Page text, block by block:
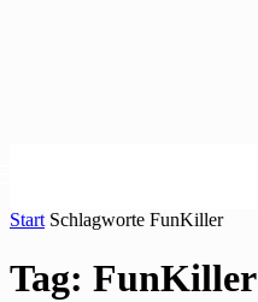
Start Schlagworte FunKiller
Tag: FunKiller